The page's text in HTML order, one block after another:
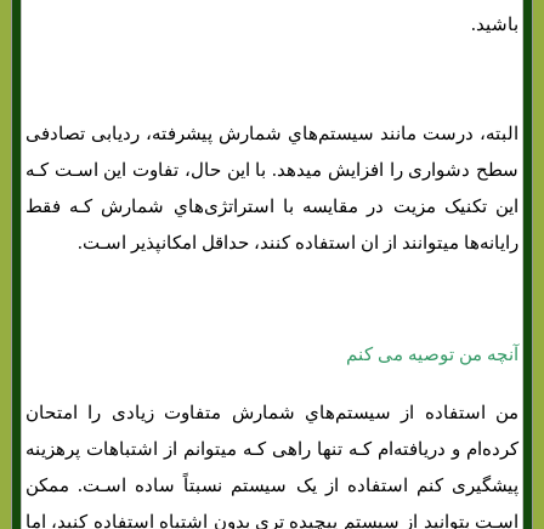
باشید.
البته، درست مانند سیستم‌هاي‌ شمارش پیشرفته، ردیابی تصادفی
سطح دشواری را افزایش میدهد. با این حال، تفاوت این اسـت کـه
این تکنیک مزیت در مقایسه با استراتژی‌هاي‌ شمارش کـه فقط
رایانه‌ها میتوانند از ان استفاده کنند، حداقل امکانپذیر اسـت.
آنچه من توصیه می کنم
من استفاده از سیستم‌هاي‌ شمارش متفاوت زیادی را امتحان
کرده‌ام و دریافته‌ام کـه تنها راهی کـه میتوانم از اشتباهات پرهزینه
پیشگیری کنم استفاده از یک سیستم نسبتاً ساده اسـت. ممکن
اسـت بتوانید از سیستم پیچیده تری بدون اشتباه استفاده کنید، اما